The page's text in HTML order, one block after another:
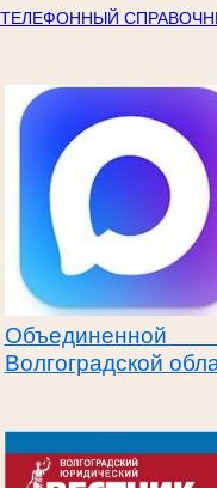
ТЕЛЕФОННЫЙ
Волгоградской